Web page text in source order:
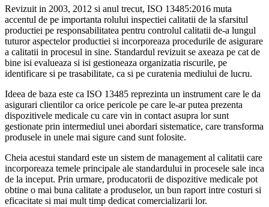
Revizuit in 2003, 2012 si anul trecut, ISO 13485:2016 muta
accentul de pe importanta rolului inspectiei calitatii de la sfarsitul
productiei pe responsabilitatea pentru controlul calitatii de-a lungul
tuturor aspectelor productiei si incorporeaza procedurile de asigurare
a calitatii in procesul in sine. Standardul revizuit se axeaza pe cat de
bine isi evalueaza si isi gestioneaza organizatia riscurile, pe
identificare si pe trasabilitate, ca si pe curatenia mediului de lucru.
Ideea de baza este ca ISO 13485 reprezinta un instrument care le da
asigurari clientilor ca orice pericole pe care le-ar putea prezenta
dispozitivele medicale cu care vin in contact asupra lor sunt
gestionate prin intermediul unei abordari sistematice, care transforma
produsele in unele mai sigure cand sunt folosite.
Cheia acestui standard este un sistem de management al calitatii care
incorporeaza temele principale ale standardului in procesele sale inca
de la inceput. Prin urmare, producatorii de dispozitive medicale pot
obtine o mai buna calitate a produselor, un bun raport intre costuri si
eficacitate si mai mult timp dedicat comercializarii lor.